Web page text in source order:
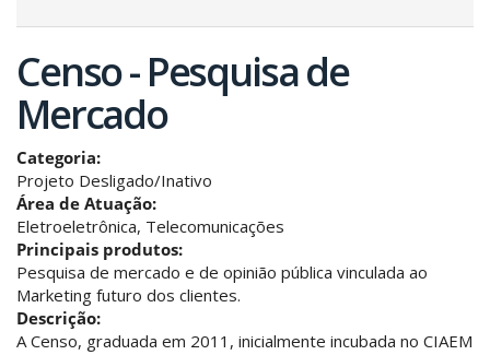
Censo - Pesquisa de
Mercado
Categoria:
Projeto Desligado/Inativo
Área de Atuação:
Eletroeletrônica, Telecomunicações
Principais produtos:
Pesquisa de mercado e de opinião pública vinculada ao
Marketing futuro dos clientes.
Descrição:
A Censo, graduada em 2011, inicialmente incubada no CIAEM